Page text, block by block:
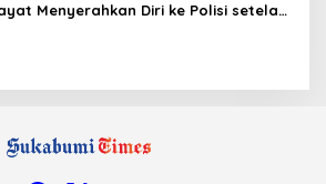
Menyerahkan Diri ke Polisi setelah